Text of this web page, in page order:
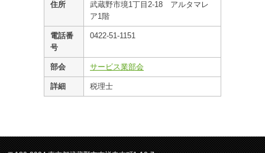
住所
武蔵野市境1丁目2-18 アルタマレ
ア1階
電話番
号
0422-51-1151
部会 サービス業部会
詳細 税理士